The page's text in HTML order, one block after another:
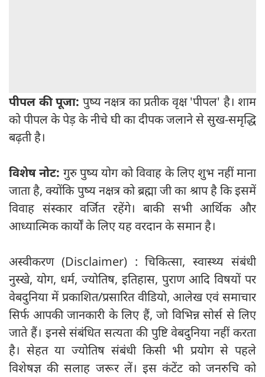
पीपल की पूजा: पुष्य नक्षत्र का प्रतीक वृक्ष 'पीपल' है। शाम
को पीपल के पेड़ के नीचे घी का दीपक जलाने से सुख-समृद्धि
बढ़ती है।
विशेष नोट: गुरु पुष्य योग को विवाह के लिए शुभ नहीं माना
जाता है, क्योंकि पुष्य नक्षत्र को ब्रह्मा जी का श्राप है कि इसमें
विवाह संस्कार वर्जित रहेंगे। बाकी सभी आर्थिक और
आध्यात्मिक कार्यों के लिए यह वरदान के समान है।
अस्वीकरण (Disclaimer) : चिकित्सा, स्वास्थ्य संबंधी
नुस्खे, योग, धर्म, ज्योतिष, इतिहास, पुराण आदि विषयों पर
वेबदुनिया में प्रकाशित/प्रसारित वीडियो, आलेख एवं समाचार
सिर्फ आपकी जानकारी के लिए हैं, जो विभिन्न सोर्स से लिए
जाते हैं। इनसे संबंधित सत्यता की पुष्टि वेबदुनिया नहीं करता
है। सेहत या ज्योतिष संबंधी किसी भी प्रयोग से पहले
विशेषज्ञ की सलाह जरूर लें। इस कंटेंट को जनरुचि को